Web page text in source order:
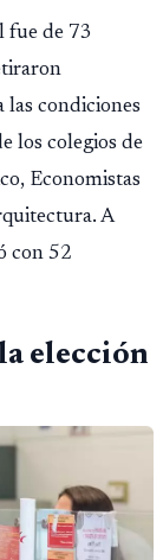
fue de 73
las condiciones
los colegios de
Economistas
A
con 52
elección